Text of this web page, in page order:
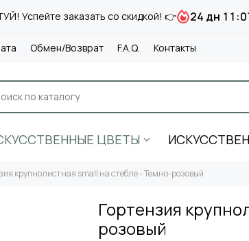
Успейте заказать со скидкой! 👉 24 дн
Обмен/Возврат F.A.Q. Контакты
ЦВЕТЫ
крупнолистная small на стебле - Темно-розовый
Гортензия
розовый